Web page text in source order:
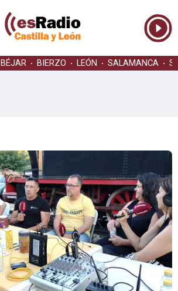
BÉJAR BIERZO LEÓN SALAMANCA